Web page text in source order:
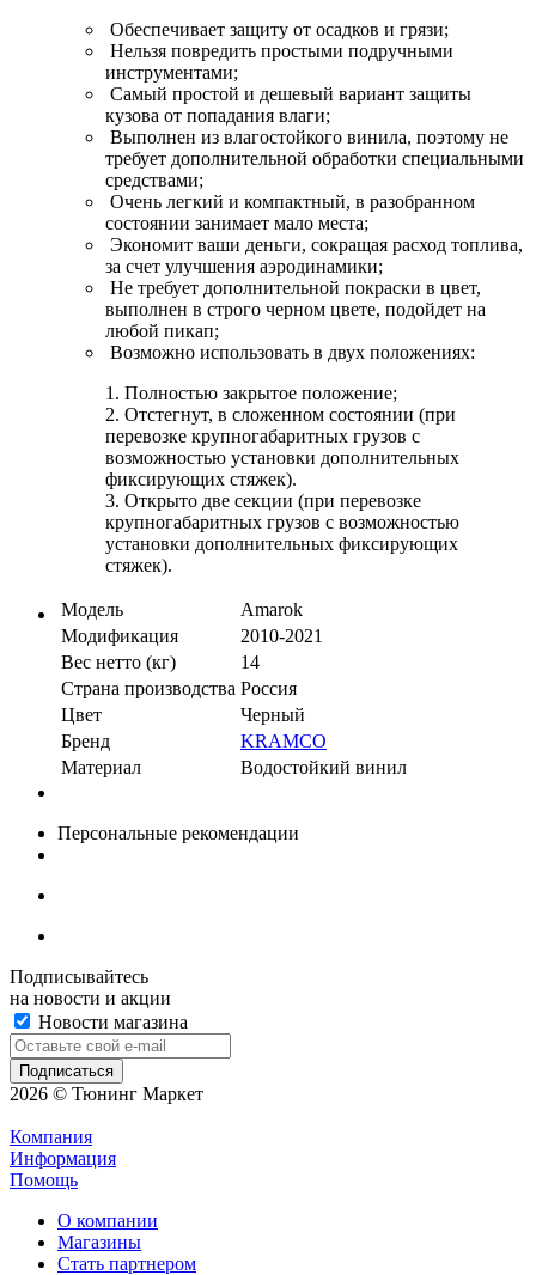
Обеспечивает защиту от осадков и грязи;
Нельзя повредить простыми подручными
инструментами;
Самый простой и дешевый вариант защиты
кузова от попадания влаги;
Выполнен из влагостойкого винила, поэтому не
требует дополнительной обработки специальными
средствами;
Очень легкий и компактный, в разобранном
состоянии занимает мало места;
Экономит ваши деньги, сокращая расход топлива,
за счет улучшения аэродинамики;
Не требует дополнительной покраски в цвет,
выполнен в строго черном цвете, подойдет на
любой пикап;
Возможно использовать в двух положениях:
1. Полностью закрытое положение;
2. Отстегнут, в сложенном состоянии (при
перевозке крупногабаритных грузов с
возможностью установки дополнительных
фиксирующих стяжек).
3. Открыто две секции (при перевозке
крупногабаритных грузов с возможностью
установки дополнительных фиксирующих
стяжек).
Модель
Amarok
Модификация
2010-2021
Вес нетто (кг)
14
Страна производства Россия
Цвет
Черный
Бренд
KRAMCO
Материал
Водостойкий винил
Персональные рекомендации
Подписывайтесь
на новости и акции
Новости магазина
2026 © Тюнинг Маркет
Компания
Информация
Помощь
О компании
Магазины
Стать партнером